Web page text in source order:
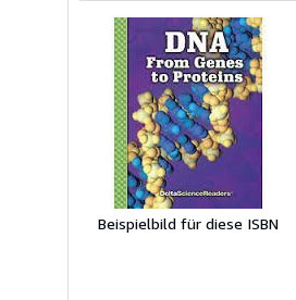
Beispielbild für diese ISBN